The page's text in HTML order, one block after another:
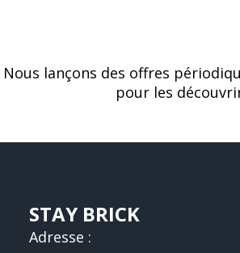
Nous lançons des offres
pour les
STAY BRICK
Adresse :